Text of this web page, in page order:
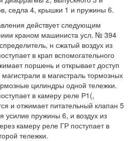
седла 4, крышки 1 и пружины 6.
действует следующим
краном машиниста усл. № 394
н сжатый воздух из
в крап вспомогательного
поршень и открывает доступ
магистрали в магистраль тормозных
цилиндры одной тележки.
в камеру реле Р1(,
и отжимает питательный клапан 5
усилие пружины 6, и воздух из
камеру реле ГР поступает в
тележки.